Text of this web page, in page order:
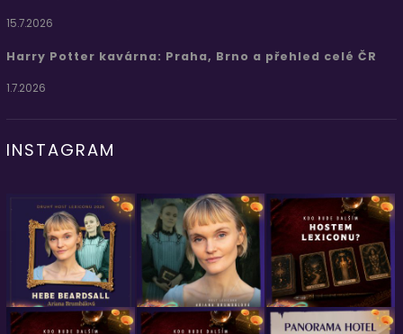
15.7.2026
Harry Potter kavárna: Praha, Brno a přehled celé ČR
1.7.2026
INSTAGRAM